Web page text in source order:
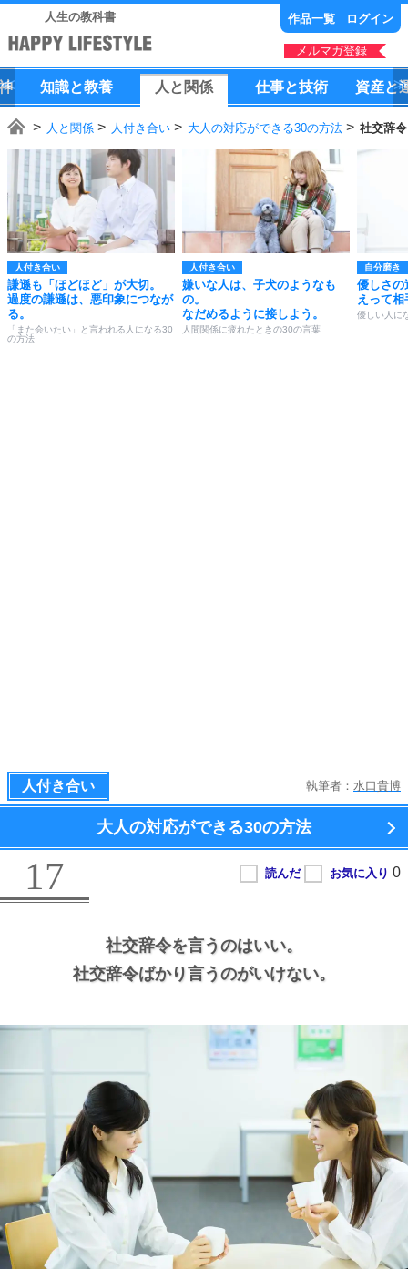
人生の教科書 作品一覧 ログイン
メルマガ登録
知識と教養 人 と 関係 仕事と技術 資産と
人と関係 人付き合い 大人の対応ができる30の方法 社交辞
人付き合い
謙遜も「ほどほど」が大切。
過度の謙遜は、悪印象につなが
る。
「また会いたい」と言われる人になる30
の方法
人付き合い
嫌いな人は、子犬のようなも
の。
なだめるように接しよう。
人間関係に疲れたときの30の言葉
自分磨き
優しさの
えって
優しい人に
人付き合い 執筆者： 水口貴博
大人の対応ができる30の方法
17
社交辞令を言うのはいい。
社交辞令ばかり言うのがいけない。